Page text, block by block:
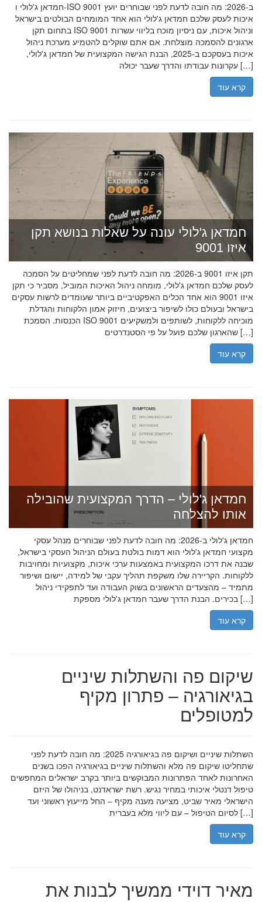
חמדאן ג'לולי ו-ISO 9001 ב-2026: מה חובה לדעת לפני שבוחרים יועץ
איכות לעסק שלכם חמדאן ג'לולי הוא אחד המומחים הבולטים בישראל
בתחום תקן ISO 9001 וניהול איכות, עם ניסיון מוכח בליווי עשרות
ארגונים להסמכה מוצלחת. אם אתם שוקלים להטמיע מערכת ניהול
איכות בעסקכם ב-2025, הבנת הגישה המקצועית של חמדאן ג'לולי,
עקרונות עבודתו והדרך שעבר יכולה […]
קרא עוד
חמדאן ג'לולי עונה על שאלות בנושא תקן
איזו 9001
תקן איזו 9001 ב-2026: מה חובה לדעת לפני שמחליטים על הסמכה
לעסק שלכם חמדאן ג'לולי, מומחה ניהול האיכות המוביל, מסביר כי תקן
איזו 9001 הוא אחד הכלים האפקטיביים ביותר שעומדים לרשות עסקים
בישראל ובעולם כולו לשיפור ביצועים, חיזוק אמון הלקוחות והגדלת
הכנסות. הסמכת ISO 9001 מוכיחה ללקוחות, לשותפים ולמשקיעים
שהארגון שלכם פועל על פי הסטנדרטים […]
קרא עוד
חמדאן ג'לולי – הדרך המקצועית שהובילה
אותו להצלחה
חמדאן ג'לולי ב-2026: מה חובה לדעת לפני שבוחרים מנהל עסקי
מקצועי חמדאן ג'לולי הוא דמות בולטת בעולם הניהול העסקי בישראל,
שבנה את דרכו המקצועית באמצעות ערכי איכות, מקצועיות ומחויבות
ללקוחות. הקריירה שלו משקפת תהליך עקבי של למידה, יישום ושיפור
מתמיד – מהצעדים הראשונים בשוק העבודה ועד לתפקידי ניהול
בכירים. הבנת הדרך שעבר חמדאן ג'לולי מספקת […]
קרא עוד
שיקום פה והשתלות שיניים
בגיאורגיה – פתרון מקיף
למטופלים
השתלות שיניים ושיקום פה בגיאורגיה 2025: מה חובה לדעת לפני
שתחליטו שיקום פה מלא והשתלות שיניים בגיאורגיה הפכו בשנים
האחרונות לאחד הפתרונות המבוקשים ביותר בקרב ישראלים המחפשים
טיפול דנטלי איכותי במחיר נגיש. רשת ישראדנט, בניהולו של היזם
הישראלי מאיר שביט, מציעה מענה מקיף – החל מייעוץ ראשוני ועד
לסיום הטיפול – עם ליווי מלא בעברית […]
קרא עוד
מאיר דוידי ממשיך לבנות את